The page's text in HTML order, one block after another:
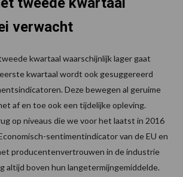
verwacht
kwartaal waarschijnlijk lager gaat
kwartaal wordt ook gesuggereerd
Deze bewegen al geruime
af en toe ook een tijdelijke opleving.
op niveaus die we voor het laatst in 2016
sentimentindicator van de EU en
producentenvertrouwen in de industrie
altijd boven hun langetermijngemiddelde.